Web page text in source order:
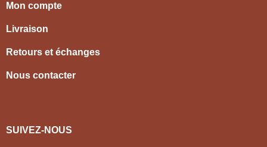
Mon compte
Livraison
Retours et échanges
Nous contacter
SUIVEZ-NOUS